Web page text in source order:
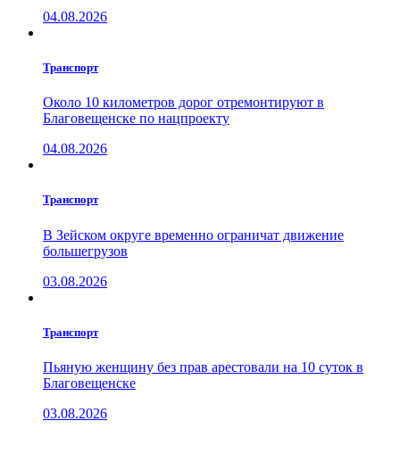
04.08.2026
Транспорт
Около 10 километров дорог отремонтируют в
Благовещенске по нацпроекту
04.08.2026
Транспорт
В Зейском округе временно ограничат движение
большегрузов
03.08.2026
Транспорт
Пьяную женщину без прав арестовали на 10 суток в
Благовещенске
03.08.2026